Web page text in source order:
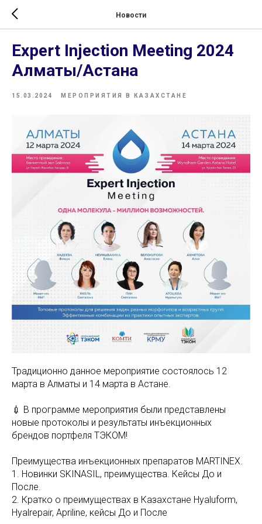
Новости
Expert Injection Meeting 2024
Алматы/Астана
15.03.2024 МЕРОПРИЯТИЯ В КАЗАХСТАНЕ
Традиционно данное мероприятие состоялось 12
марта в Алматы и 14 марта в Астане.
💉 В программе мероприятия были представлены
новые протоколы и результаты инъекционных
брендов портфеля ТЭКОМ!
Преимущества инъекционных препаратов MARTINEX.
1. Новинки SKINASIL, преимущества. Кейсы До и
После.
2. Кратко о преимуществах в Казахстане Hyaluform,
Hyalrepair, Apriline, кейсы До и После